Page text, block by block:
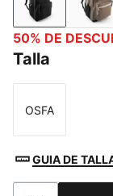
BLACK
50% DE
Talla
Talla
OSFA
GUIA DE